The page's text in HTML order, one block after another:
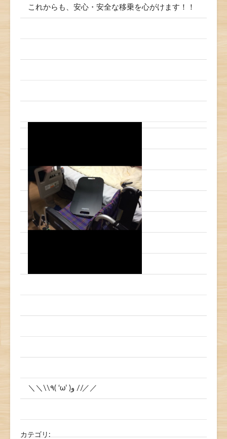
これからも、安心・安全な移乗を心がけます！！
＼＼\\٩( ‘ω’ )و //／／
カテゴリ: